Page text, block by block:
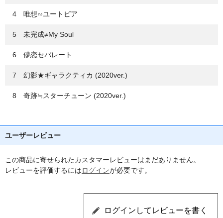
4 唯想∽ユートピア
5 未完成≠My Soul
6 儚恋セパレート
7 幻影★ギャラクティカ (2020ver.)
8 奇跡≒スターチューン (2020ver.)
ユーザーレビュー
この商品に寄せられたカスタマーレビューはまだありません。
レビューを評価するにはログインが必要です。